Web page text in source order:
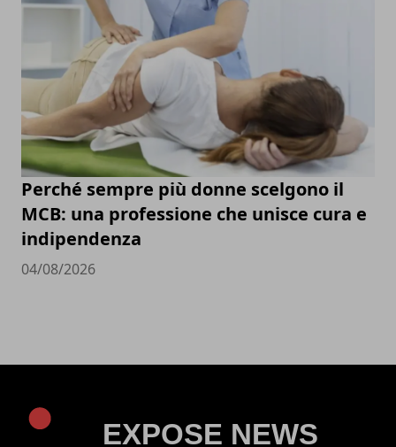
Perché sempre più donne scelgono il
MCB: una professione che unisce cura e
indipendenza
04/08/2026